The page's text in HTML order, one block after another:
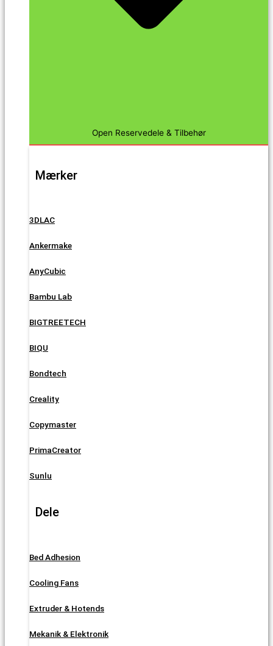
Open Reservedele & Tilbehør
Mærker
3DLAC
Ankermake
AnyCubic
Bambu Lab
BIGTREETECH
BIQU
Bondtech
Creality
Copymaster
PrimaCreator
Sunlu
Dele
Bed Adhesion
Cooling Fans
Extruder & Hotends
Mekanik & Elektronik